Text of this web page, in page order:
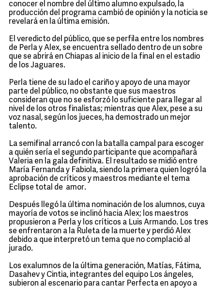
conocer el nombre del último alumno expulsado, la
producción del programa cambió de opinión y la noticia se
revelará en la última emisión.
El veredicto del público, que se perfila entre los nombres
de Perla y Alex, se encuentra sellado dentro de un sobre
que se abrirá en Chiapas al inicio de la final en el estadio
de los Jaguares.
Perla tiene de su lado el cariño y apoyo de una mayor
parte del público, no obstante que sus maestros
consideran que no se esforzó lo suficiente para llegar al
nivel de los otros finalistas; mientras que Alex, pese a su
voz nasal, según los jueces, ha demostrado un mejor
talento.
La semifinal arrancó con la batalla campal para escoger
a quién sería el segundo participante que acompañará
Valeria en la gala definitiva. El resultado se midió entre
María Fernanda y Fabiola, siendo la primera quien logró la
aprobación de críticos y maestros mediante el tema
Eclipse total de amor.
Después llegó la última nominación de los alumnos, cuya
mayoría de votos se inclinó hacia Alex; los maestros
propusieron a Perla y los críticos a Luis Armando. Los tres
se enfrentaron a la Ruleta de la muerte y perdió Alex
debido a que interpretó un tema que no complació al
jurado.
Los exalumnos de la última generación, Matías, Fátima,
Dasahev y Cintia, integrantes del equipo Los ángeles,
subieron al escenario para cantar Perfecta en apoyo a